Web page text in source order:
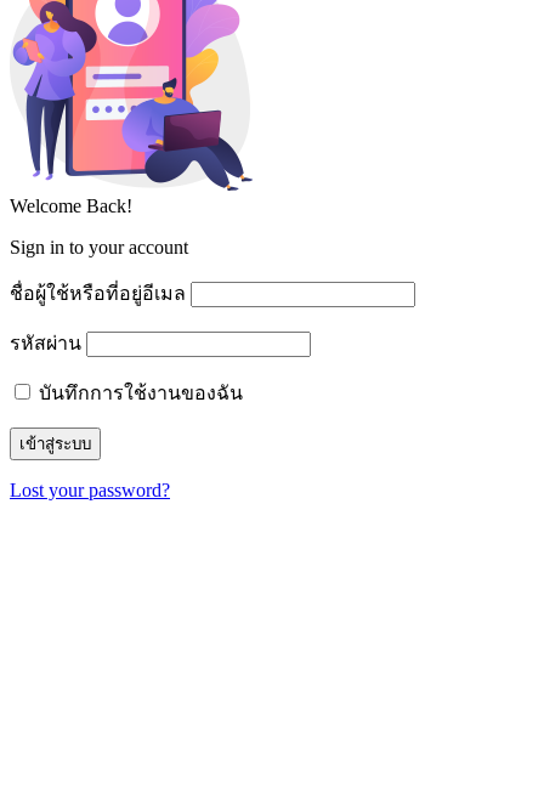
Welcome Back!
Sign in to your account
ชื่อผู้ใช้หรือที่อยู่อีเมล
รหัสผ่าน
บันทึกการใช้งานของฉัน
Lost your password?